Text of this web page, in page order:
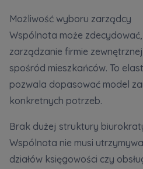
Możliwość wyboru zarządcy
Wspólnota może
zarządzanie firmie
spośród mieszkańców. To
pozwala dopasować model
konkretnych potrzeb.
Brak dużej struktury
Wspólnota nie musi
działów księgowości czy